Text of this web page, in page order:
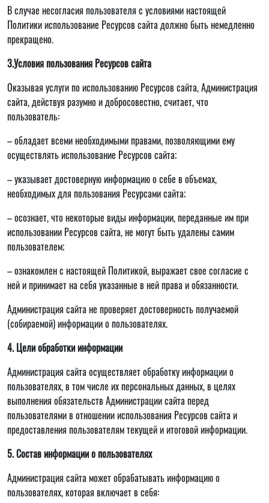
В случае несогласия пользователя с условиями настоящей
Политики использование Ресурсов сайта должно быть немедленно
прекращено.
3.Условия пользования Ресурсов сайта
Оказывая услуги по использованию Ресурсов сайта, Администрация
сайта, действуя разумно и добросовестно, считает, что
пользователь:
– обладает всеми необходимыми правами, позволяющими ему
осуществлять использование Ресурсов сайта;
– указывает достоверную информацию о себе в объемах,
необходимых для пользования Ресурсами сайта;
– осознает, что некоторые виды информации, переданные им при
использовании Ресурсов сайта, не могут быть удалены самим
пользователем;
– ознакомлен с настоящей Политикой, выражает свое согласие с
ней и принимает на себя указанные в ней права и обязанности.
Администрация сайта не проверяет достоверность получаемой
(собираемой) информации о пользователях.
4. Цели обработки информации
Администрация сайта осуществляет обработку информации о
пользователях, в том числе их персональных данных, в целях
выполнения обязательств Администрации сайта перед
пользователями в отношении использования Ресурсов сайта и
предоставления пользователям текущей и итоговой информации.
5. Состав информации о пользователях
Администрация сайта может обрабатывать информацию о
пользователях, которая включает в себя: